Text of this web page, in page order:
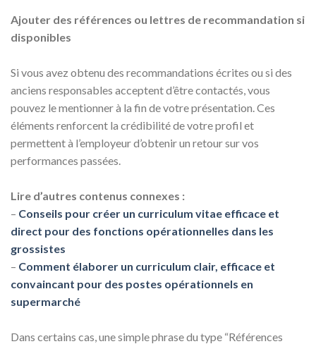
Ajouter des références ou lettres de recommandation si
disponibles
Si vous avez obtenu des recommandations écrites ou si des
anciens responsables acceptent d’être contactés, vous
pouvez le mentionner à la fin de votre présentation. Ces
éléments renforcent la crédibilité de votre profil et
permettent à l’employeur d’obtenir un retour sur vos
performances passées.
Lire d’autres contenus connexes :
– Conseils pour créer un curriculum vitae efficace et
direct pour des fonctions opérationnelles dans les
grossistes
– Comment élaborer un curriculum clair, efficace et
convaincant pour des postes opérationnels en
supermarché
Dans certains cas, une simple phrase du type “Références